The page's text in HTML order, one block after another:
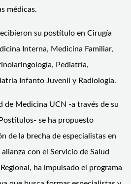
médicas.
su postítulo en Cirugía
Interna, Medicina Familiar,
Pediatría,
Infanto Juvenil y Radiología.
de Medicina UCN -a través de su
se ha propuesto
de la brecha de especialistas en
con el Servicio de Salud
ha impulsado el programa